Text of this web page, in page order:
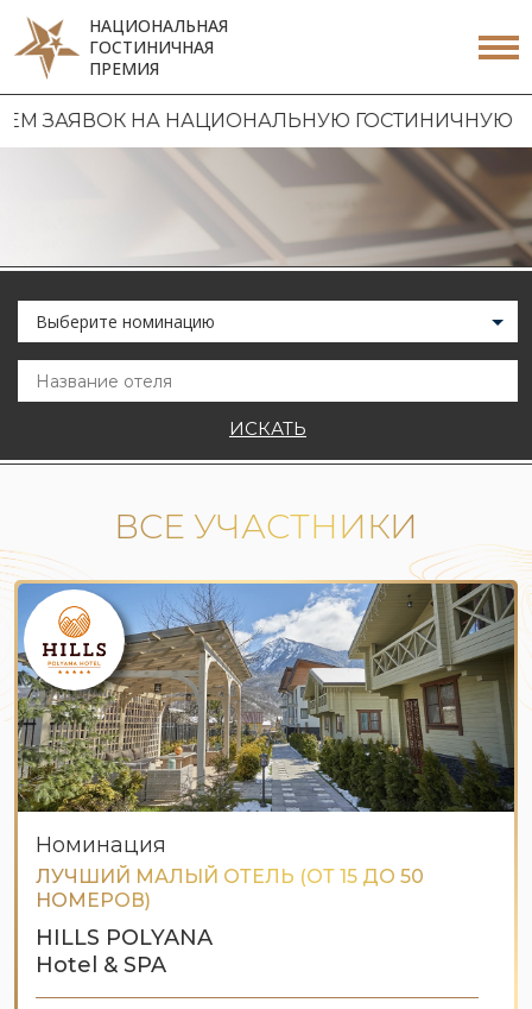
НАЦИОНАЛЬНАЯ
ГОСТИНИЧНАЯ
ПРЕМИЯ
НА НАЦИОНАЛЬНУЮ ГОСТИНИЧНУЮ
Выберите номинацию
ИСКАТЬ
ВСЕ УЧАСТНИКИ
Номинация
ЛУЧШИЙ МАЛЫЙ ОТЕЛЬ (ОТ 15 ДО 50
НОМЕРОВ)
HILLS POLYANA
Hotel & SPA